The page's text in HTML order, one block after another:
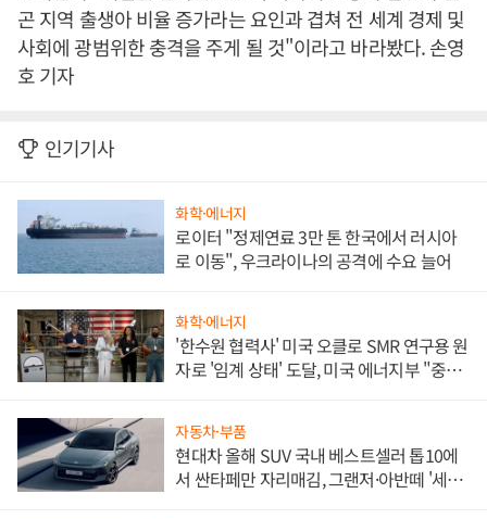
곤 지역 출생아 비율 증가라는 요인과 겹쳐 전 세계 경제 및
사회에 광범위한 충격을 주게 될 것"이라고 바라봤다. 손영
호 기자
인기기사
화학·에너지
로이터 "정제연료 3만 톤 한국에서 러시아
로 이동", 우크라이나의 공격에 수요 늘어
화학·에너지
'한수원 협력사' 미국 오클로 SMR 연구용 원
자로 '임계 상태' 도달, 미국 에너지부 "중요
자동차·부품
현대차 올해 SUV 국내 베스트셀러 톱10에
서 싼타페만 자리매김, 그랜저·아반떼 '세단